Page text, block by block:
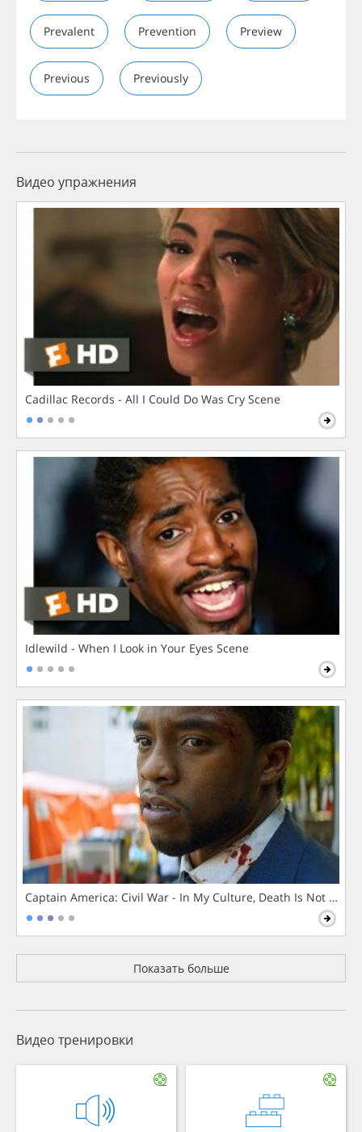
Prevalent Prevention Preview
Previous Previously
Видео упражнения
Cadillac Records - All I Could Do Was Cry Scene
Idlewild - When I Look in Your Eyes Scene
Captain America: Civil War - In My Culture, Death Is Not The
Показать больше
Видео тренировки